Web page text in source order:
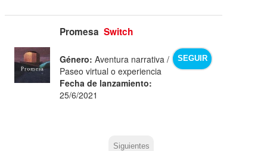
Promesa Switch
SEGUIR
Género: Aventura narrativa /
Paseo virtual o experiencia
Fecha de lanzamiento:
25/6/2021
Siguientes